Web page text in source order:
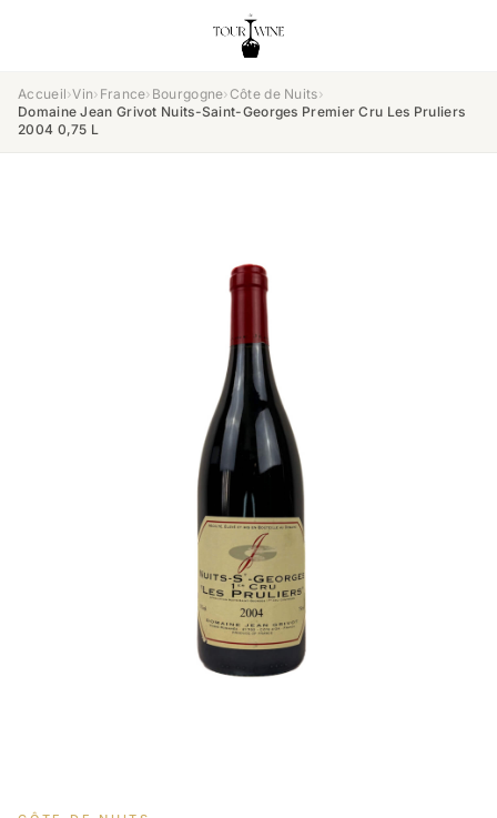
Accueil›Vin› France› Bourgogne›Côte de Nuits›
Domaine Jean Grivot Nuits-Saint-Georges Premier Cru Les Pruliers
2004 0,75 L